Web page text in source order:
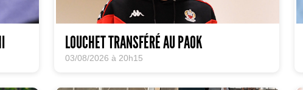
LOUCHET TRANSFÉRÉ AU PAOK
03/08/2026 à 20h15